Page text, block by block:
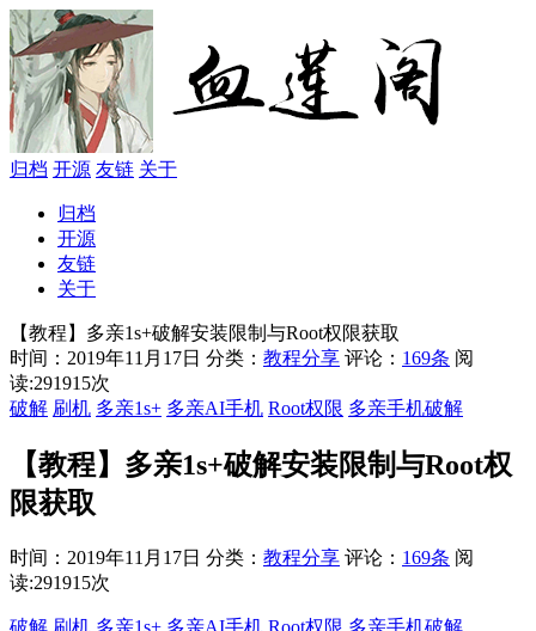
归档 开源 友链 关于
归档
开源
友链
关于
【教程】多亲1s+破解安装限制与Root权限获取
时间：2019年11月17日 分类： 教程分享 评论： 169条 阅
读:291915次
破解 刷机 多亲1s+ 多亲AI手机 Root权限 多亲手机破解
【教程】多亲1s+破解安装限制与Root权
限获取
时间：2019年11月17日 分类： 教程分享 评论： 169条 阅
读:291915次
破解 刷机 多亲1s+ 多亲AI手机 Root权限 多亲手机破解